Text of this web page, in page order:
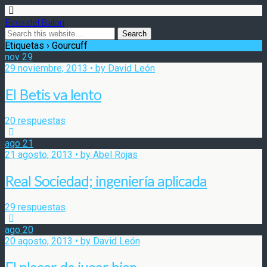
Ecos del Balón
Etiquetas › Gourcuff
nov 29
29 noviembre, 2013 • by David León
El Betis va lento
20 respuestas
ago 21
21 agosto, 2013 • by Abel Rojas
Real Sociedad; ingeniería aplicada
29 respuestas
ago 20
20 agosto, 2013 • by David León